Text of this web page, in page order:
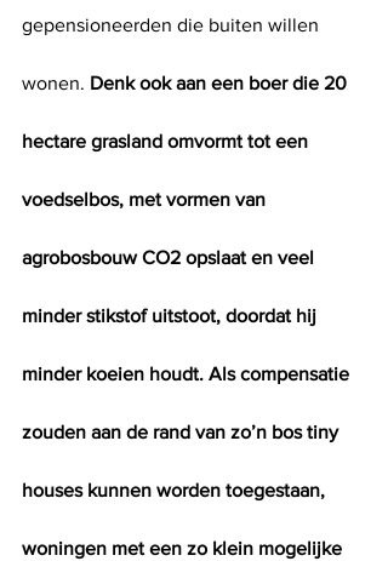
gepensioneerden die buiten willen
wonen. Denk ook aan een boer die 20
hectare grasland omvormt tot een
voedselbos, met vormen van
agrobosbouw CO2 opslaat en veel
minder stikstof uitstoot, doordat hij
minder koeien houdt. Als compensatie
zouden aan de rand van zo’n bos tiny
houses kunnen worden toegestaan,
woningen met een zo klein mogelijke